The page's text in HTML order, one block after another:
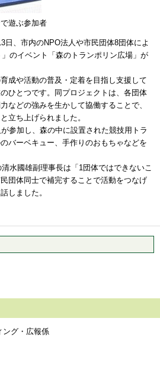
遊ぶ参加者
日、市内のNPO法人や市民団体8団体によ
のイベント「森のトランポリン広場」が
成や活動の普及・定着を目指し支援して
ひとつです。同プロジェクトは、各団体
などの強みを生かして協働することで、
立ち上げられました。
参加し、森の中に設置された競技用トラ
バーベキュー、手作りのおもちゃなどを
水國雄副理事長は「1団体ではできないこ
団体同士で補完することで活動をつなげ
しました。
ング・広報係